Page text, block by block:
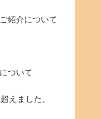
紹介について
ついて
えました。